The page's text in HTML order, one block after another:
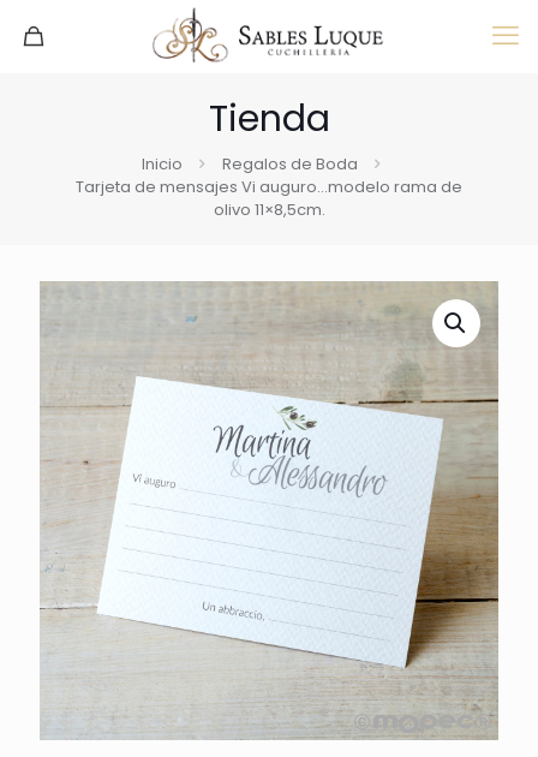
Tienda
Inicio
Regalos de Boda
Tarjeta de mensajes Vi auguro…modelo rama de
olivo 11×8,5cm.